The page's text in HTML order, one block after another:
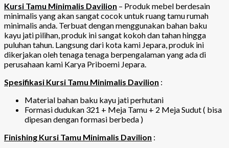
Kursi Tamu Minimalis Davilion – Produk mebel berdesain
minimalis yang akan sangat cocok untuk ruang tamu rumah
minimalis anda. Terbuat dengan menggunakan bahan baku
kayu jati pilihan, produk ini sangat kokoh dan tahan hingga
puluhan tahun. Langsung dari kota kami Jepara, produk ini
dikerjakan oleh tenaga tenaga berpengalaman yang ada di
perusahaan kami Karya Priboemi Jepara.
Spesifikasi Kursi Tamu Minimalis Davilion :
Material bahan baku kayu jati perhutani
Formasi dudukan 321 + Meja Tamu + 2 Meja Sudut ( bisa
dipesan dengan formasi berbeda )
Finishing Kursi Tamu Minimalis Davilion :